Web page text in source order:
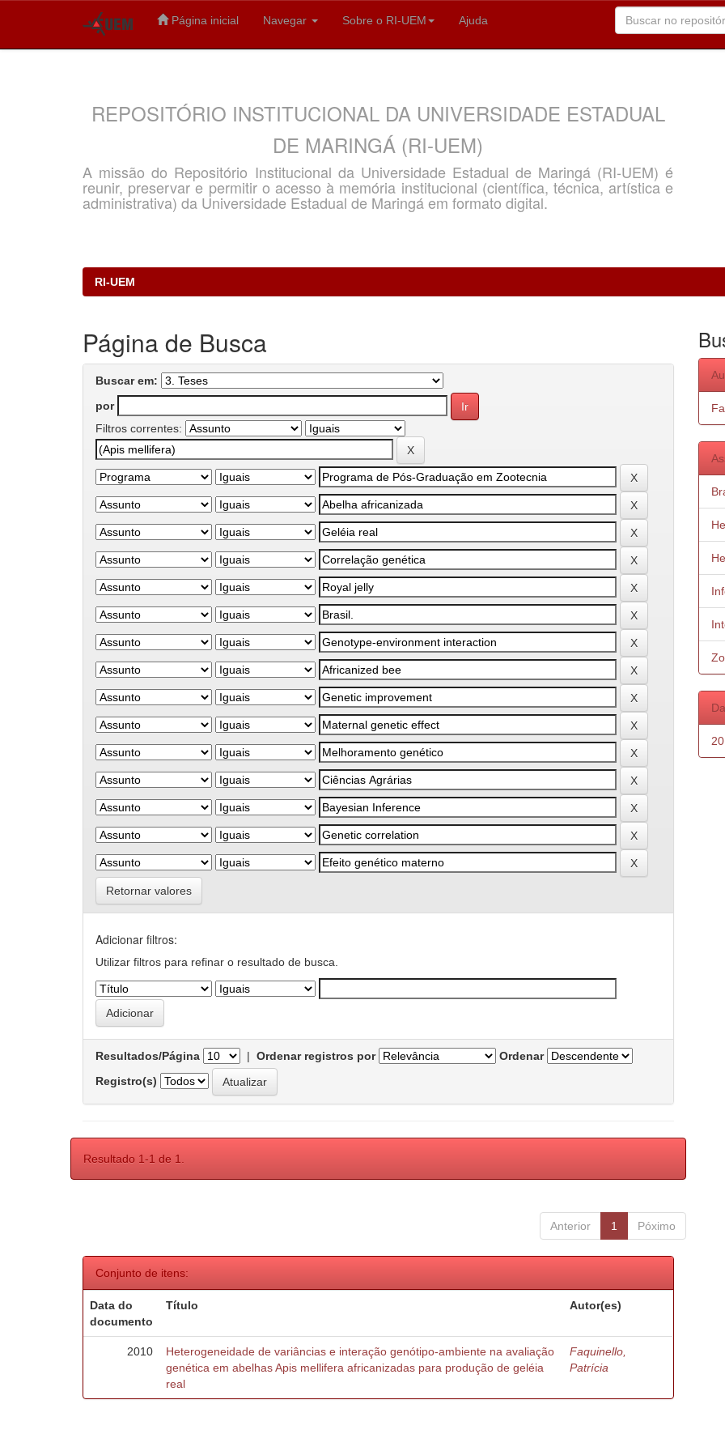
Página inicial Navegar Sobre o RI-UEM Ajuda
REPOSITÓRIO INSTITUCIONAL DA UNIVERSIDADE ESTADUAL
DE MARINGÁ (RI-UEM)
A missão do Repositório Institucional da Universidade Estadual de Maringá (RI-UEM) é
reunir, preservar e permitir o acesso à memória institucional (científica, técnica, artística e
administrativa) da Universidade Estadual de Maringá em formato digital.
RI-UEM
Página de Busca
Buscar em:
por
Filtros correntes:
Retornar valores
Adicionar filtros:
Utilizar filtros para refinar o resultado de busca.
Resultados/Página | Ordenar registros por
Ordenar
Registro(s)
Resultado 1-1 de 1.
Anterior 1 Póximo
Conjunto de itens:
Data do
documento
Título Autor(es)
2010
Heterogeneidade de variâncias e interação genótipo-ambiente na avaliação
genética em abelhas Apis mellifera africanizadas para produção de geléia
real
Faquinello,
Patrícia